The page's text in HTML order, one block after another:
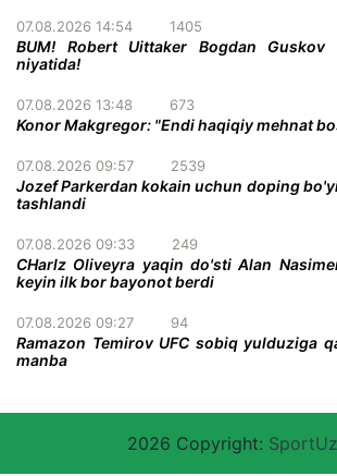
07.08.2026 14:54 1405
BUM! Robert Uittaker Bogdan
niyatida!
07.08.2026 13:48 673
Konor Makgregor: "Endi haqiqiy mehnat
07.08.2026 09:57 2539
Jozef Parkerdan kokain uchun doping
tashlandi
07.08.2026 09:33 249
CHarlz Oliveyra yaqin do'sti Alan
keyin ilk bor bayonot berdi
07.08.2026 09:27 94
Ramazon Temirov UFC sobiq yulduziga
manba
2026 Copyright: